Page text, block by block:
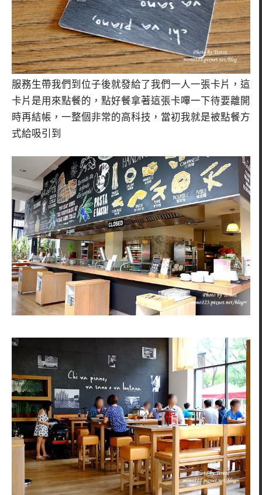
服務生帶我們到位子後就發給了我們一人一張卡片，這
卡片是用來點餐的，點好餐拿著這張卡嗶一下待要離開
時再結帳，一整個非常的高科技，當初我就是被點餐方
式給吸引到